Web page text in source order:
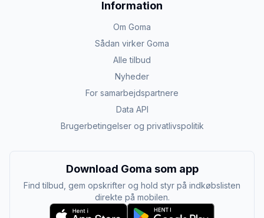
Information
Om Goma
Sådan virker Goma
Alle tilbud
Nyheder
For samarbejdspartnere
Data API
Brugerbetingelser og privatlivspolitik
Download Goma som app
Find tilbud, gem opskrifter og hold styr på indkøbslisten
direkte på mobilen.